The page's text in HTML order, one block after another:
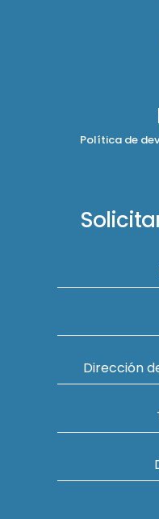
Política de
Dirección